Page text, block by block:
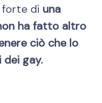
forte di una
ha fatto altro
ciò che lo
gay.